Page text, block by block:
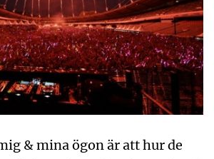
& mina ögon är att hur de